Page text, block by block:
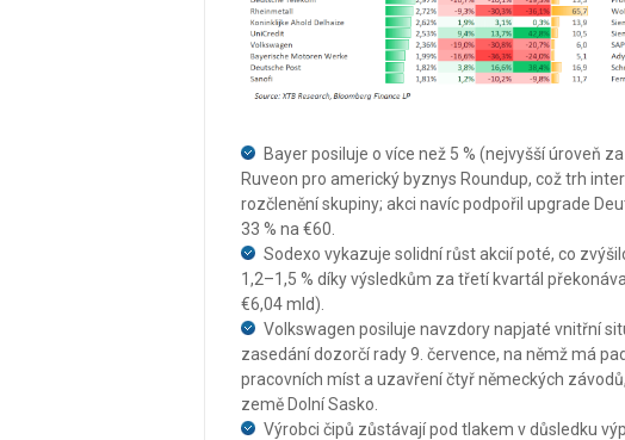
Bayer posiluje o více než 5 % (nejvyšší úroveň
Ruveon pro americký byznys Roundup, což trh
rozčlenění skupiny; akci navíc podpořil upgrade
33 % na €60.
Sodexo vykazuje solidní růst akcií poté, co
1,2–1,5 % díky výsledkům za třetí kvartál
€6,04 mld).
Volkswagen posiluje navzdory napjaté vnitřní
zasedání dozorčí rady 9. července, na němž má
pracovních míst a uzavření čtyř německých
země Dolní Sasko.
Výrobci čipů zůstávají pod tlakem v důsledku